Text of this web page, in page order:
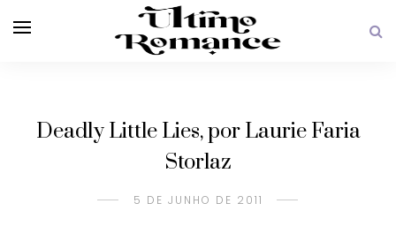
Deadly Little Lies, por Laurie Faria
Storlaz
5 DE JUNHO DE 2011